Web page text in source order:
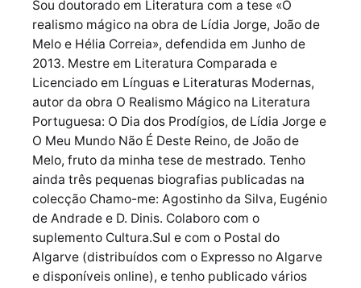
Sou doutorado em Literatura com a tese «O
realismo mágico na obra de Lídia Jorge, João de
Melo e Hélia Correia», defendida em Junho de
2013. Mestre em Literatura Comparada e
Licenciado em Línguas e Literaturas Modernas,
autor da obra O Realismo Mágico na Literatura
Portuguesa: O Dia dos Prodígios, de Lídia Jorge e
O Meu Mundo Não É Deste Reino, de João de
Melo, fruto da minha tese de mestrado. Tenho
ainda três pequenas biografias publicadas na
colecção Chamo-me: Agostinho da Silva, Eugénio
de Andrade e D. Dinis. Colaboro com o
suplemento Cultura.Sul e com o Postal do
Algarve (distribuídos com o Expresso no Algarve
e disponíveis online), e tenho publicado vários